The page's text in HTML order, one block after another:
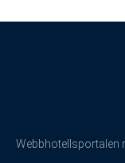
Webbhotellsportalen